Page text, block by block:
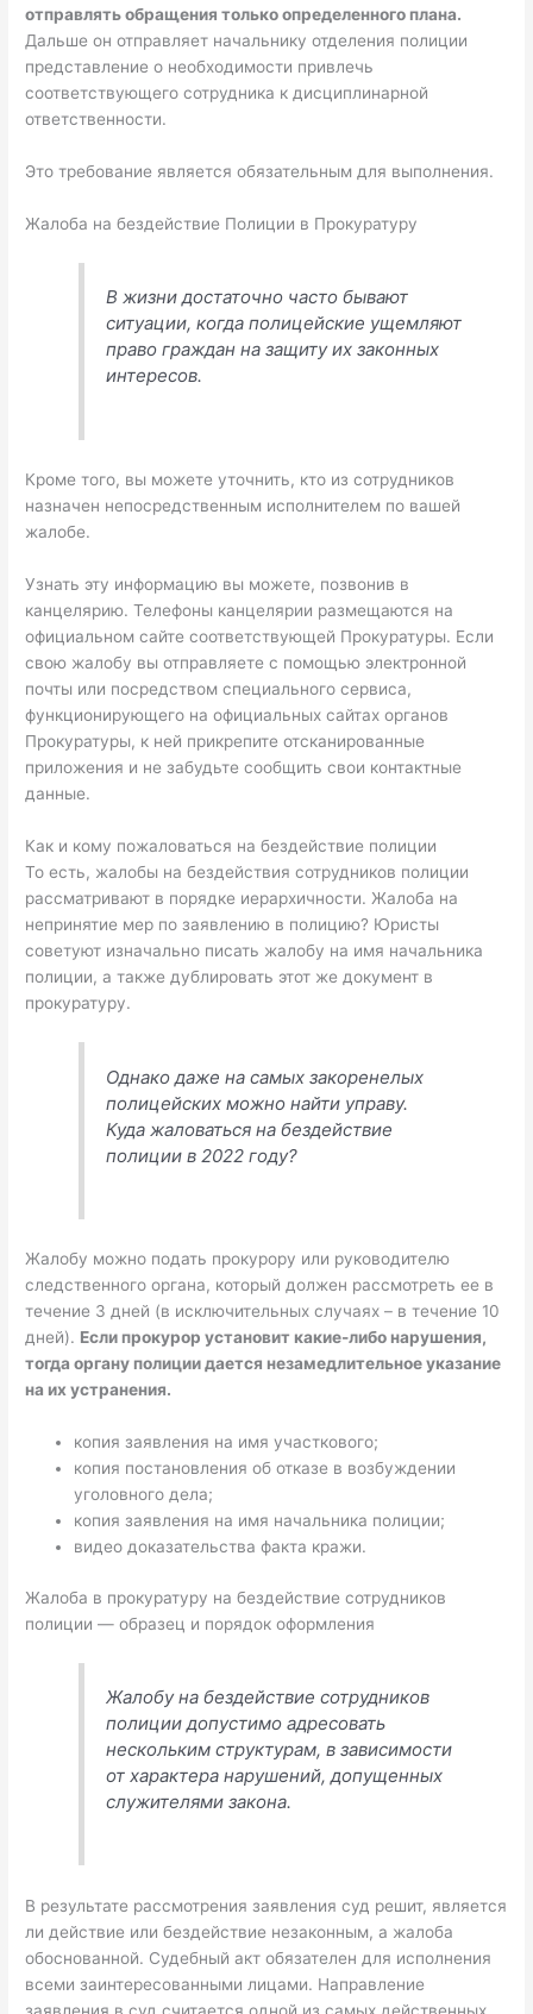
отправлять обращения только определенного плана.
Дальше он отправляет начальнику отделения полиции
представление о необходимости привлечь
соответствующего сотрудника к дисциплинарной
ответственности.
Это требование является обязательным для выполнения.
Жалоба на бездействие Полиции в Прокуратуру
В жизни достаточно часто бывают
ситуации, когда полицейские ущемляют
право граждан на защиту их законных
интересов.
Кроме того, вы можете уточнить, кто из сотрудников
назначен непосредственным исполнителем по вашей
жалобе.
Узнать эту информацию вы можете, позвонив в
канцелярию. Телефоны канцелярии размещаются на
официальном сайте соответствующей Прокуратуры. Если
свою жалобу вы отправляете с помощью электронной
почты или посредством специального сервиса,
функционирующего на официальных сайтах органов
Прокуратуры, к ней прикрепите отсканированные
приложения и не забудьте сообщить свои контактные
данные.
Как и кому пожаловаться на бездействие полиции
То есть, жалобы на бездействия сотрудников полиции
рассматривают в порядке иерархичности. Жалоба на
непринятие мер по заявлению в полицию? Юристы
советуют изначально писать жалобу на имя начальника
полиции, а также дублировать этот же документ в
прокуратуру.
Однако даже на самых закоренелых
полицейских можно найти управу.
Куда жаловаться на бездействие
полиции в 2022 году?
Жалобу можно подать прокурору или руководителю
следственного органа, который должен рассмотреть ее в
течение 3 дней (в исключительных случаях – в течение 10
дней). Если прокурор установит какие-либо нарушения,
тогда органу полиции дается незамедлительное указание
на их устранения.
копия заявления на имя участкового;
копия постановления об отказе в возбуждении
уголовного дела;
копия заявления на имя начальника полиции;
видео доказательства факта кражи.
Жалоба в прокуратуру на бездействие сотрудников
полиции — образец и порядок оформления
Жалобу на бездействие сотрудников
полиции допустимо адресовать
нескольким структурам, в зависимости
от характера нарушений, допущенных
служителями закона.
В результате рассмотрения заявления суд решит, является
ли действие или бездействие незаконным, а жалоба
обоснованной. Судебный акт обязателен для исполнения
всеми заинтересованными лицами. Направление